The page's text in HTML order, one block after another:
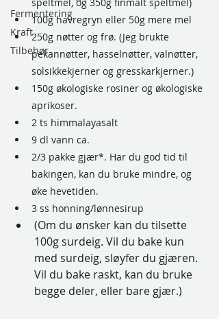
Fermentering
Kraft
Tilbehør
speltmel, og 350g finmalt speltmel)
100g havregryn eller 50g mere mel
250g nøtter og frø. (Jeg brukte
pekannøtter, hasselnøtter, valnøtter,
solsikkekjerner og gresskarkjerner.)
150g økologiske rosiner og økologiske
aprikoser.
2 ts himmalayasalt
9 dl vann ca.
2/3 pakke gjær*. Har du god tid til
bakingen, kan du bruke mindre, og
øke hevetiden.
3 ss honning/lønnesirup
(Om du ønsker kan du tilsette
100g surdeig. Vil du bake kun
med surdeig, sløyfer du gjæren.
Vil du bake raskt, kan du bruke
begge deler, eller bare gjær.)